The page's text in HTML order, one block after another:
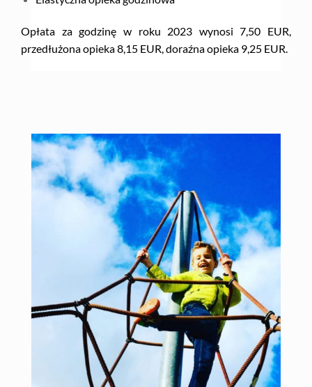
Opłata za godzinę w roku 2023 wynosi 7,50 EUR,
przedłużona opieka 8,15 EUR, doraźna opieka 9,25 EUR.